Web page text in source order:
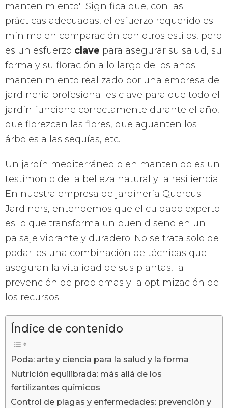
mantenimiento". Significa que, con las
prácticas adecuadas, el esfuerzo requerido es
mínimo en comparación con otros estilos, pero
es un esfuerzo clave para asegurar su salud, su
forma y su floración a lo largo de los años. El
mantenimiento realizado por una empresa de
jardinería profesional es clave para que todo el
jardín funcione correctamente durante el año,
que florezcan las flores, que aguanten los
árboles a las sequías, etc.
Un jardín mediterráneo bien mantenido es un
testimonio de la belleza natural y la resiliencia.
En nuestra empresa de jardinería Quercus
Jardiners, entendemos que el cuidado experto
es lo que transforma un buen diseño en un
paisaje vibrante y duradero. No se trata solo de
podar; es una combinación de técnicas que
aseguran la vitalidad de sus plantas, la
prevención de problemas y la optimización de
los recursos.
Índice de contenido
Poda: arte y ciencia para la salud y la forma
Nutrición equilibrada: más allá de los
fertilizantes químicos
Control de plagas y enfermedades: prevención y